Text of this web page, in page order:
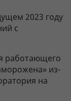
2023 году
с
работающего
из-
на